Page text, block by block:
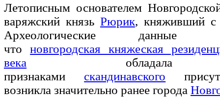
Летописным основателем
варяжский князь Рюрик, княживший
Археологические данные
чтоновгородская княжеская
века обладала
признаками скандинавского
возникла значительно ранее города